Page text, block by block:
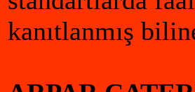
kanıtlanmış